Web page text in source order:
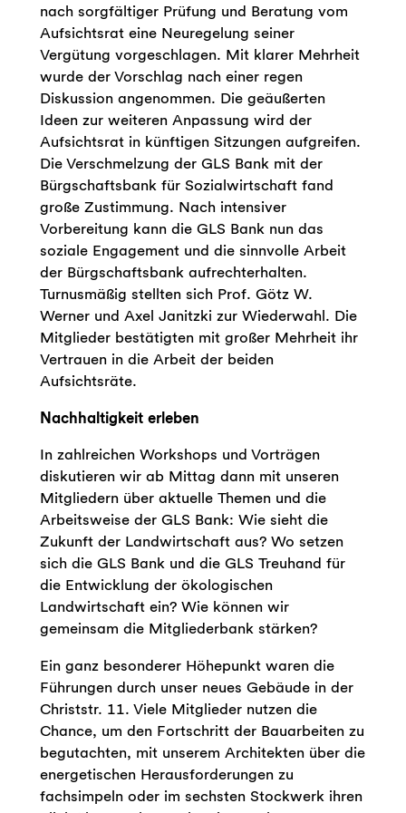
nach sorgfältiger Prüfung und Beratung vom
Aufsichtsrat eine Neuregelung seiner
Vergütung vorgeschlagen. Mit klarer Mehrheit
wurde der Vorschlag nach einer regen
Diskussion angenommen. Die geäußerten
Ideen zur weiteren Anpassung wird der
Aufsichtsrat in künftigen Sitzungen aufgreifen.
Die Verschmelzung der GLS Bank mit der
Bürgschaftsbank für Sozialwirtschaft fand
große Zustimmung. Nach intensiver
Vorbereitung kann die GLS Bank nun das
soziale Engagement und die sinnvolle Arbeit
der Bürgschaftsbank aufrechterhalten.
Turnusmäßig stellten sich Prof. Götz W.
Werner und Axel Janitzki zur Wiederwahl. Die
Mitglieder bestätigten mit großer Mehrheit ihr
Vertrauen in die Arbeit der beiden
Aufsichtsräte.
Nachhaltigkeit erleben
In zahlreichen Workshops und Vorträgen
diskutieren wir ab Mittag dann mit unseren
Mitgliedern über aktuelle Themen und die
Arbeitsweise der GLS Bank: Wie sieht die
Zukunft der Landwirtschaft aus? Wo setzen
sich die GLS Bank und die GLS Treuhand für
die Entwicklung der ökologischen
Landwirtschaft ein? Wie können wir
gemeinsam die Mitgliederbank stärken?
Ein ganz besonderer Höhepunkt waren die
Führungen durch unser neues Gebäude in der
Christstr. 11. Viele Mitglieder nutzen die
Chance, um den Fortschritt der Bauarbeiten zu
begutachten, mit unserem Architekten über die
energetischen Herausforderungen zu
fachsimpeln oder im sechsten Stockwerk ihren